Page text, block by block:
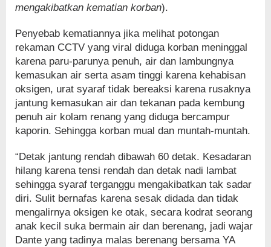
mengakibatkan kematian korban).
Penyebab kematiannya jika melihat potongan
rekaman CCTV yang viral diduga korban meninggal
karena paru-parunya penuh, air dan lambungnya
kemasukan air serta asam tinggi karena kehabisan
oksigen, urat syaraf tidak bereaksi karena rusaknya
jantung kemasukan air dan tekanan pada kembung
penuh air kolam renang yang diduga bercampur
kaporin. Sehingga korban mual dan muntah-muntah.
“Detak jantung rendah dibawah 60 detak. Kesadaran
hilang karena tensi rendah dan detak nadi lambat
sehingga syaraf terganggu mengakibatkan tak sadar
diri. Sulit bernafas karena sesak didada dan tidak
mengalirnya oksigen ke otak, secara kodrat seorang
anak kecil suka bermain air dan berenang, jadi wajar
Dante yang tadinya malas berenang bersama YA